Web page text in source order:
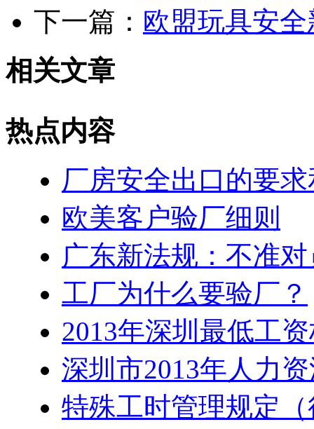
下一篇： 欧盟玩具安
相关文章
热点内容
厂房安全出口的要
欧美客户验厂细则
广东新法规：不准
工厂为什么要验厂？
2013年深圳最低工
深圳市2013年人力
特殊工时管理规定